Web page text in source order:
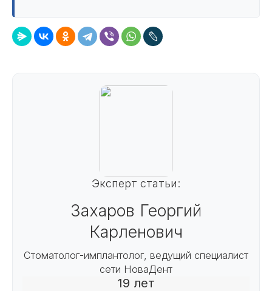
Эксперт статьи:
Захаров Георгий
Карленович
Стоматолог-имплантолог, ведущий специалист
сети НоваДент
19 лет